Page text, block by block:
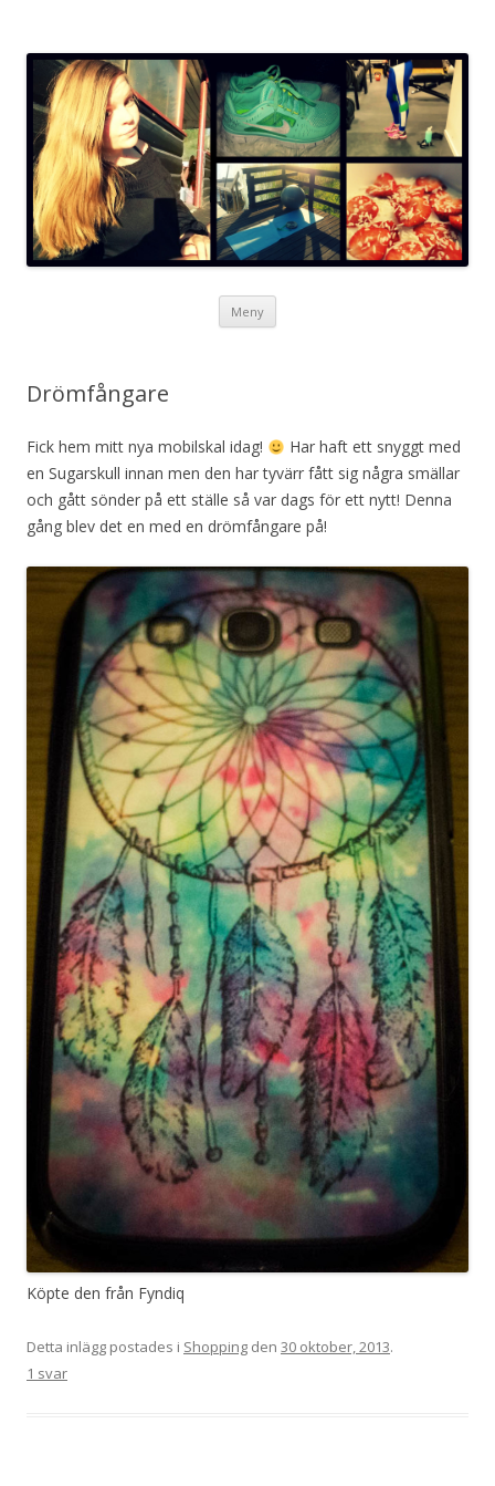
Meny
Drömfångare
Fick hem mitt nya mobilskal idag!
Har haft ett snyggt med
en Sugarskull innan men den har tyvärr fått sig några smällar
och gått sönder på ett ställe så var dags för ett nytt! Denna
gång blev det en med en drömfångare på!
Köpte den från Fyndiq
Detta inlägg postades i Shopping den 30 oktober, 2013.
1 svar